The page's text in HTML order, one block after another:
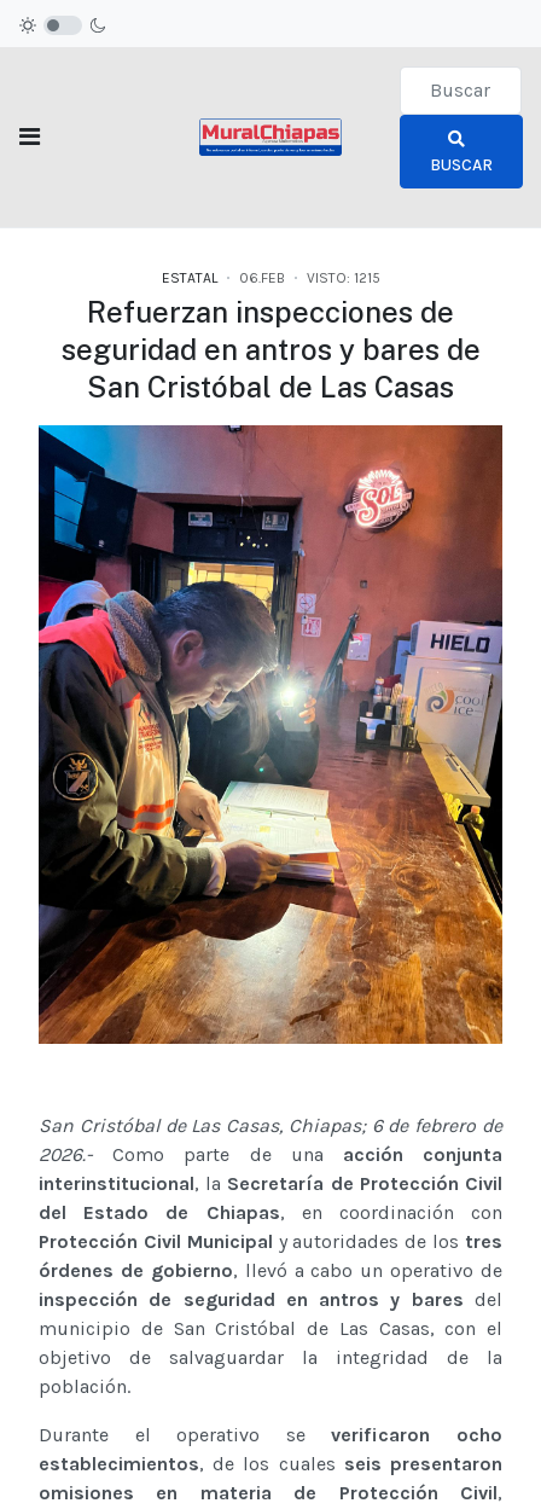
Type 2 or
BUSCAR
ESTATAL 06.FEB VISTO: 1215
Refuerzan inspecciones de
seguridad en antros y bares de
San Cristóbal de Las Casas
San Cristóbal de Las Casas, Chiapas; 6 de febrero de
2026.-Como parte de una acción conjunta
interinstitucional, la Secretaría de Protección Civil
del Estado de Chiapas, en coordinación con
Protección Civil Municipal y autoridades de los tres
órdenes de gobierno, llevó a cabo un operativo de
inspección de seguridad en antros y bares del
municipio de San Cristóbal de Las Casas, con el
objetivo de salvaguardar la integridad de la
población.
Durante el operativo severificaron ocho
establecimientos, de los cuales seis presentaron
omisiones en materia de Protección Civil,